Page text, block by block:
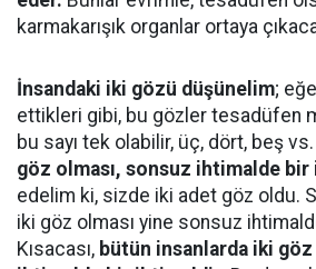
karmakarışık organlar ortaya
İnsandaki iki gözü düşünelim;
ettikleri gibi, bu gözler tesadüfen
bu sayı tek olabilir, üç, dört, beş
göz olması, sonsuz ihtimalde
edelim ki, sizde iki adet göz oldu.
iki göz olması yine sonsuz
Kısacası, bütün insanlarda iki